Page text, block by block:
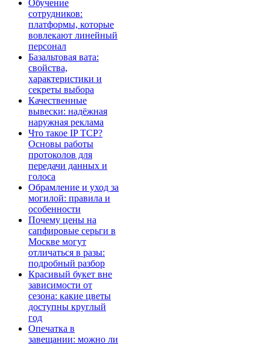
Обучение
сотрудников:
платформы, которые
вовлекают линейный
персонал
Базальтовая вата:
свойства,
характеристики и
секреты выбора
Качественные
вывески: надёжная
наружная реклама
Что такое IP TCP?
Основы работы
протоколов для
передачи данных и
голоса
Обрамление и уход за
могилой: правила и
особенности
Почему цены на
сапфировые серьги в
Москве могут
отличаться в разы:
подробный разбор
Красивый букет вне
зависимости от
сезона: какие цветы
доступны круглый
год
Опечатка в
завещании: можно ли